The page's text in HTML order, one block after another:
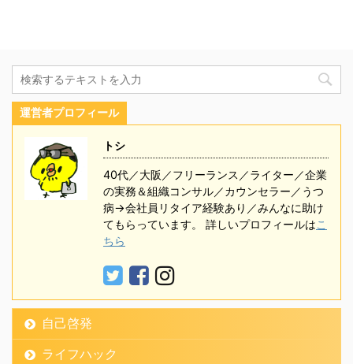
運営者プロフィール
トシ
40代／大阪／フリーランス／ライター／企業
の実務＆組織コンサル／カウンセラー／うつ
病→会社員リタイア経験あり／みんなに助け
てもらっています。 詳しいプロフィールはこ
ちら
自己啓発
ライフハック